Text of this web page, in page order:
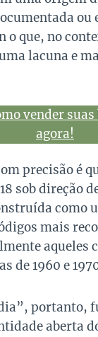
ou
o que, no
lacuna e
vender
agora!
precisão é
sob direção
como
mais
aqueles
de 1960 e
portanto,
aberta